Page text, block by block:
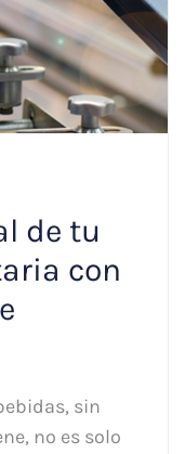
de tu
con
sin
no es solo